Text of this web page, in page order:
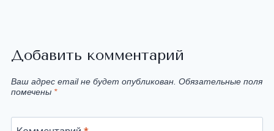
Добавить комментарий
Ваш адрес email не будет опубликован. Обязательные поля
помечены *